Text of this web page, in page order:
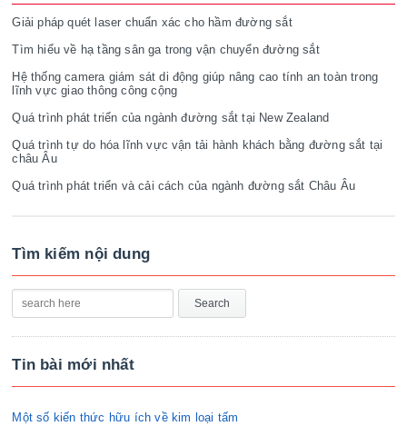
Giải pháp quét laser chuẩn xác cho hầm đường sắt
Tìm hiểu về hạ tầng sân ga trong vận chuyển đường sắt
Hệ thống camera giám sát di động giúp nâng cao tính an toàn trong
lĩnh vực giao thông công cộng
Quá trình phát triển của ngành đường sắt tại New Zealand
Quá trình tự do hóa lĩnh vực vận tải hành khách bằng đường sắt tại
châu Âu
Quá trình phát triển và cải cách của ngành đường sắt Châu Âu
Tìm kiếm nội dung
Tin bài mới nhất
Một số kiến thức hữu ích về kim loại tấm